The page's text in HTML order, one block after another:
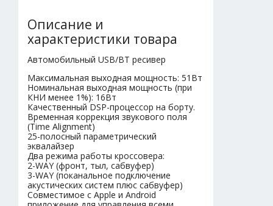
Описание и
характеристики товара
Автомобильный USB/BT ресивер
Максимальная выходная мощность: 51Вт
Номинальная выходная мощность (при
КНИ менее 1%): 16Вт
Качественный DSP-процессор на борту.
Временная коррекция звукового поля
(Time Alignment)
25-полосный параметрический
эквалайзер
Два режима работы кроссовера:
2-WAY (фронт, тыл, сабвуфер)
3-WAY (поканальное подключение
акустических систем плюс сабвуфер)
Совместимое с Apple и Android